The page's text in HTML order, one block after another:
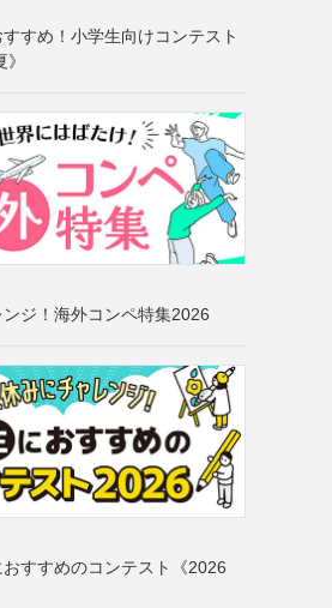
すめ！小学生向けコンテスト
ジ！海外コンペ特集2026
すすめのコンテスト《2026